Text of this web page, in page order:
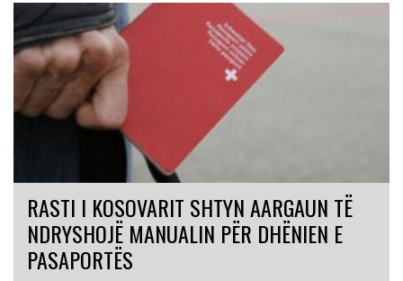
RASTI I KOSOVARIT SHTYN AARGAUN TË
NDRYSHOJË MANUALIN PËR DHËNIEN E
PASAPORTËS